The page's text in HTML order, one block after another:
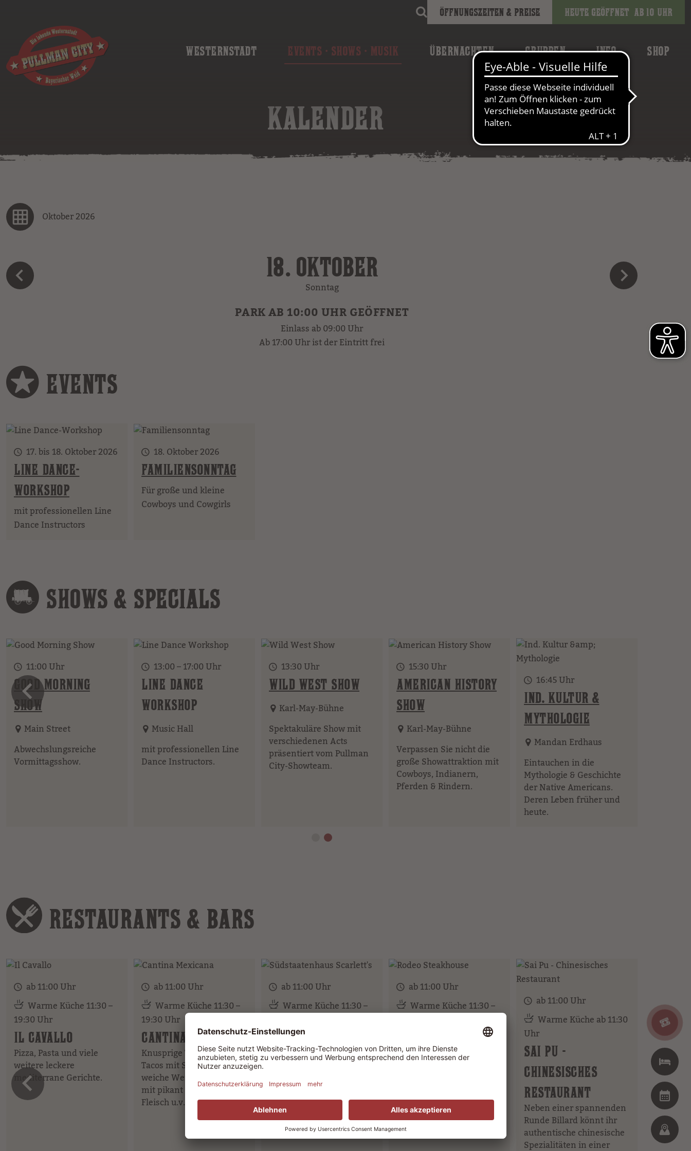
WESTERNSTADT EVENTS · SHOWS · MUSIK ÜBERNACHTEN GRUPPEN INFO SHOP
Öffnungszeiten & Preise Heute geöffnet ab 10 Uhr
KALENDER
Oktober 2026
18. OKTOBER
Sonntag
PARK AB 10:00 UHR GEÖFFNET
Einlass ab 09:00 Uhr
Ab 17:00 Uhr ist der Eintritt frei
EVENTS
17. bis 18. Oktober 2026
LINE DANCE-
WORKSHOP
mit professionellen Line
Dance Instructors
18. Oktober 2026
FAMILIENSONNTAG
Für große und kleine
Cowboys und Cowgirls
SHOWS & SPECIALS
11:00 Uhr
GOOD MORNING
SHOW
Main Street
Abwechslungsreiche
Vormittagsshow.
13:00 – 17:00 Uhr
LINE DANCE
WORKSHOP
Music Hall
mit professionellen Line
Dance Instructors.
13:30 Uhr
WILD WEST SHOW
Karl-May-Bühne
Spektakuläre Show mit
verschiedenen Acts
präsentiert vom Pullman
City-Showteam.
15:30 Uhr
AMERICAN HISTORY
SHOW
Karl-May-Bühne
Verpassen Sie nicht die
große Showattraktion mit
Cowboys, Indianern,
Pferden & Rindern.
16:45 Uhr
IND. KULTUR &
MYTHOLOGIE
Mandan Erdhaus
Eintauchen in die
Mythologie & Geschichte
der Native Americans.
Deren Leben früher und
heute.
vorheriges Element
RESTAURANTS & BARS
ab 11:00 Uhr
Warme Küche 11:30 –
19:30 Uhr
IL CAVALLO
Pizza, Pasta und viele
weitere leckere
mediterrane Gerichte.
ab 11:00 Uhr
Warme Küche 11:30 –
19:30 Uhr
CANTINA MEXICANA
Knusprige Tortillachips,
Tacos mit Salsa oder
weiche Weizentortillas
mit pikant gewürztem
Fleisch u.v.m.
ab 11:00 Uhr
Warme Küche 11:30 –
SÜDSTAATENHAUS
SCARLETT'S
perfektem Blick auf die
Main Street.
ab 11:00 Uhr
Warme Küche 11:30 –
RODEO STEAKHOUSE
Hier bekommen hungrige
Cowgirls und Cowboys
Frisch vom Grill.
ab 11:00 Uhr
Warme Küche ab 11:30
Uhr
SAI PU -
CHINESISCHES
RESTAURANT
Neben einer spannenden
Runde Billard könnt ihr
authentische chinesische
Spezialitäten in einer
vorheriges Element